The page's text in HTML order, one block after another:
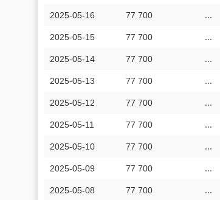
2025-05-16 77 700 ...
2025-05-15 77 700 ...
2025-05-14 77 700 ...
2025-05-13 77 700 ...
2025-05-12 77 700 ...
2025-05-11 77 700 ...
2025-05-10 77 700 ...
2025-05-09 77 700 ...
2025-05-08 77 700 ...